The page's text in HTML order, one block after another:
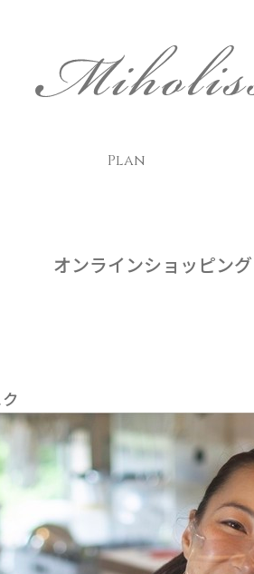
Plan
オンラインショッピング